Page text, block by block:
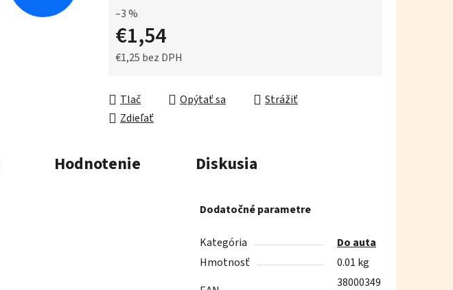
hviezdičiek.
–3 %
€1,54
€1,25 bez DPH
Tlač
Opýtať sa
Strážiť
Zdieľať
Hodnotenie Diskusia
Dodatočné parametre
Kategória
Do auta
Hmotnosť
0.01 kg
38000349